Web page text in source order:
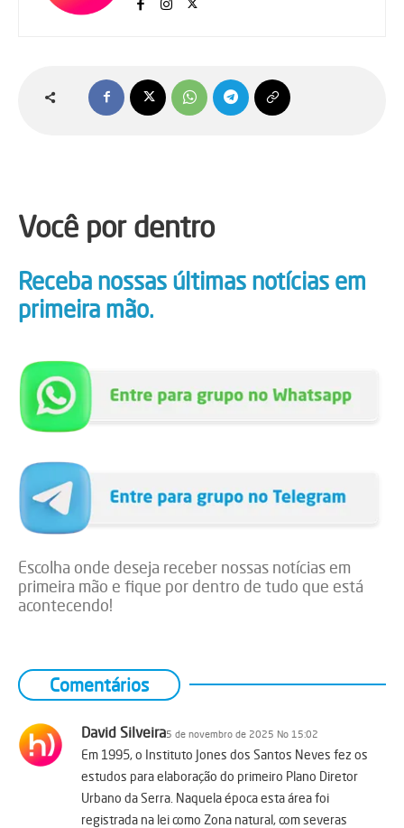
Você por dentro
Receba nossas últimas notícias em
primeira mão.
Escolha onde deseja receber nossas notícias em
primeira mão e fique por dentro de tudo que está
acontecendo!
Comentários
David Silveira5 de novembro de 2025 No 15:02
Em 1995, o Instituto Jones dos Santos Neves fez os
estudos para elaboração do primeiro Plano Diretor
Urbano da Serra. Naquela época esta área foi
registrada na lei como Zona natural, com severas